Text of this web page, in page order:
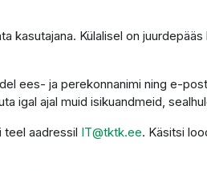
kasutajana. Külalisel on
ees- ja perekonnanimi ning e-
igal ajal muid isikuandmeid,
aadressil IT@tktk.ee. Käsitsi